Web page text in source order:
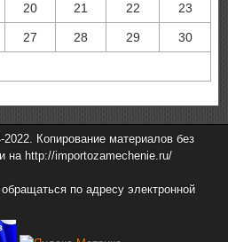
20 21 22 23
27 28 29 30
Копирование материалов без
на http://importozamechenie.ru/
по адресу электронной